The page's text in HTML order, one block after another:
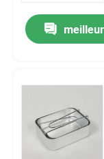
À propos de
Contrôle de la
Nouvelles